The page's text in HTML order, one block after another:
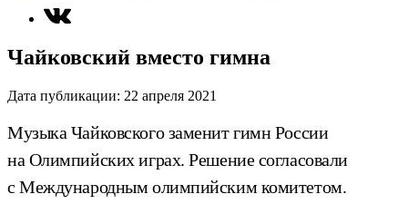
Чайковский вместо гимна
Дата публикации: 22 апреля 2021
Музыка Чайковского заменит гимн России
на Олимпийских играх. Решение согласовали
с Международным олимпийским комитетом.